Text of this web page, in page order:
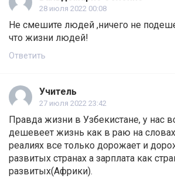
28 июля 2022 00:08
Не смешите людей ,ничего не
что жизни людей!
Ответить
Учитель
27 июля 2022 23:42
Правда жизни в Узбекистане, у нас
дешевеет жизнь как в раю на
реалиях все только дорожает и
развитых странах а зарплата как
развитых(Африки).